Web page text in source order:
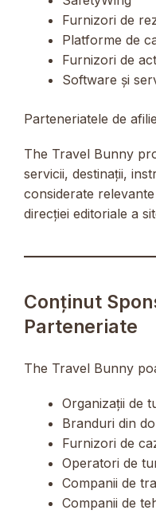
Furnizori de
Platforme de
Furnizori de
Software și
Parteneriatele de
The Travel Bunny
servicii, destinații,
considerate
direcției editoriale a
Conținut
Parteneriate
The Travel Bunny
Organizații de
Branduri din
Furnizori de
Operatori de
Companii de
Companii de